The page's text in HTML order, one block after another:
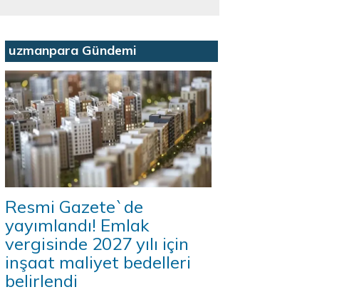
uzmanpara Gündemi
Resmi Gazete`de
yayımlandı! Emlak
vergisinde 2027 yılı için
inşaat maliyet bedelleri
belirlendi